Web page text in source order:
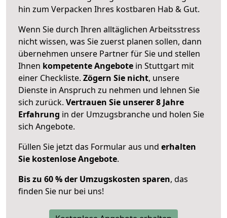
hin zum Verpacken Ihres kostbaren Hab & Gut.
Wenn Sie durch Ihren alltäglichen Arbeitsstress
nicht wissen, was Sie zuerst planen sollen, dann
übernehmen unsere Partner für Sie und stellen
Ihnen kompetente Angebote in Stuttgart mit
einer Checkliste. Zögern Sie nicht, unsere
Dienste in Anspruch zu nehmen und lehnen Sie
sich zurück. Vertrauen Sie unserer 8 Jahre
Erfahrung in der Umzugsbranche und holen Sie
sich Angebote.
Füllen Sie jetzt das Formular aus und erhalten
Sie kostenlose Angebote.
Bis zu 60 % der Umzugskosten sparen, das
finden Sie nur bei uns!